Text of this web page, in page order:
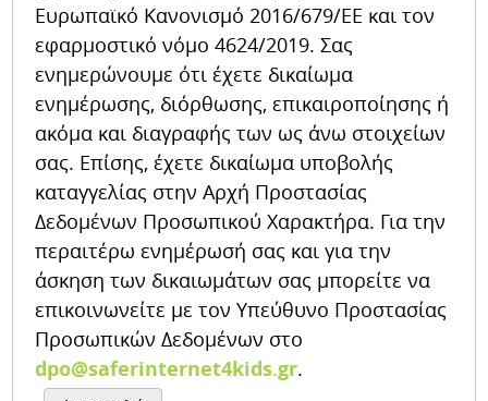
Ευρωπαϊκό Κανονισμό 2016/679/ΕΕ και τον
εφαρμοστικό νόμο 4624/2019. Σας
ενημερώνουμε ότι έχετε δικαίωμα
ενημέρωσης, διόρθωσης, επικαιροποίησης ή
ακόμα και διαγραφής των ως άνω στοιχείων
σας. Επίσης, έχετε δικαίωμα υποβολής
καταγγελίας στην Αρχή Προστασίας
Δεδομένων Προσωπικού Χαρακτήρα. Για την
περαιτέρω ενημέρωσή σας και για την
άσκηση των δικαιωμάτων σας μπορείτε να
επικοινωνείτε με τον Υπεύθυνο Προστασίας
Προσωπικών Δεδομένων στο
dpo@saferinternet4kids.gr.